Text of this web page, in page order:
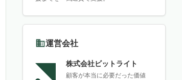
運営会社
株式会社ビットライト
顧客が本当に必要だった価値